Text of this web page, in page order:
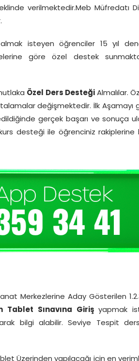
verilmektedir.Meb Müfredatı
almak isteyen öğrenciler 15 yıl
göre özel destek
Özel Ders Desteği Almalılar.
değişmektedir. İlk Aşamayı
gerçek başarı ve sonuça
desteği ile öğrenciniz rakiplerine
Merkezlerine Aday Gösterilen
Tablet Sınavına Girişyapmak
bilgi alabilir. Seviye Tespit
Üzerinden yapılacağı için en